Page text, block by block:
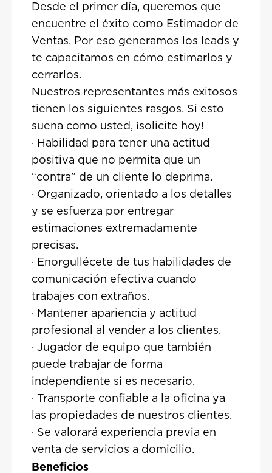
Desde el primer día, queremos que
encuentre el éxito como Estimador de
Ventas. Por eso generamos los leads y
te capacitamos en cómo estimarlos y
cerrarlos.
Nuestros representantes más exitosos
tienen los siguientes rasgos. Si esto
suena como usted, ¡solicite hoy!
· Habilidad para tener una actitud
positiva que no permita que un
“contra” de un cliente lo deprima.
· Organizado, orientado a los detalles
y se esfuerza por entregar
estimaciones extremadamente
precisas.
· Enorgullécete de tus habilidades de
comunicación efectiva cuando
trabajes con extraños.
· Mantener apariencia y actitud
profesional al vender a los clientes.
· Jugador de equipo que también
puede trabajar de forma
independiente si es necesario.
· Transporte confiable a la oficina ya
las propiedades de nuestros clientes.
· Se valorará experiencia previa en
venta de servicios a domicilio.
Beneficios